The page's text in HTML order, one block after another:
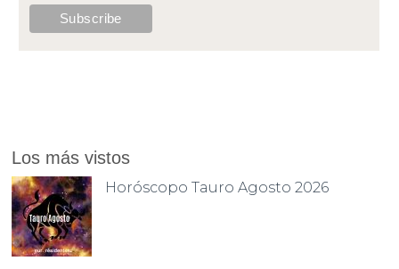
Los más vistos
Horóscopo Tauro Agosto 2026